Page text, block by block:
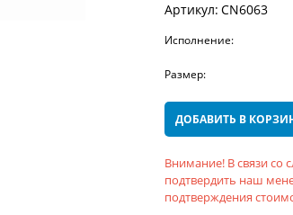
Артикул: CN6063
Исполнение:
Размер:
ДОБАВИТЬ В
Внимание! В связи со
подтвердить наш
подтверждения